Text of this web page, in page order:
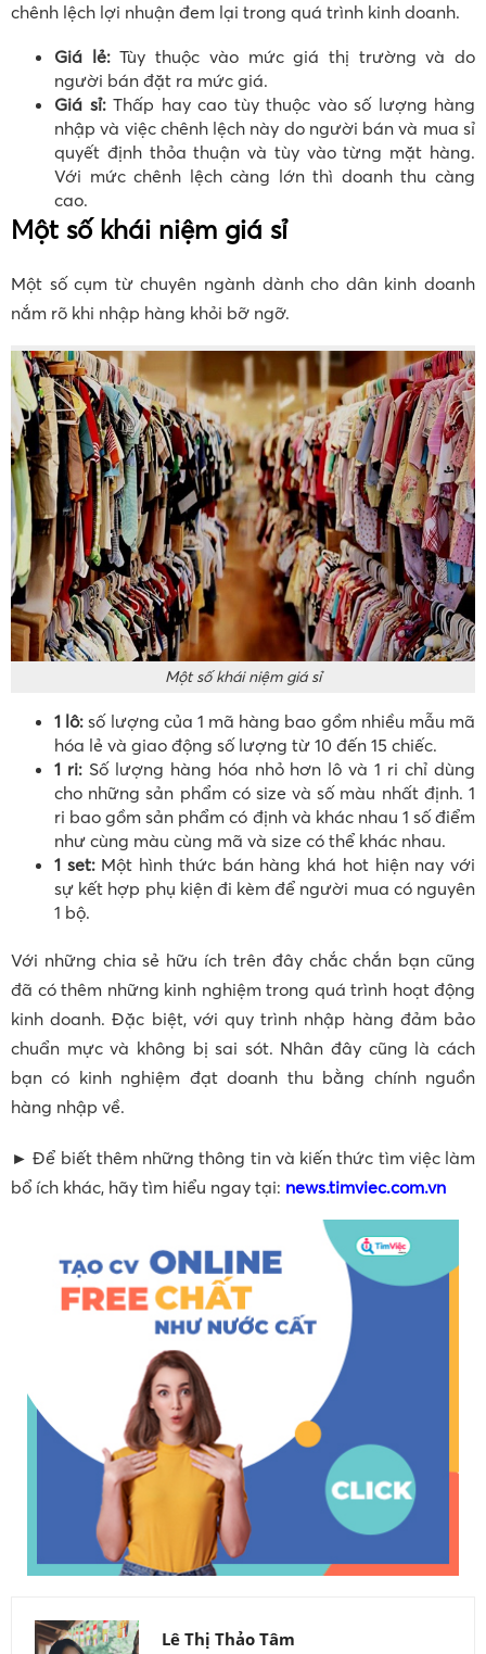
chênh lệch lợi nhuận đem lại trong quá trình kinh doanh.
Giá lẻ:Tùy thuộc vào mức giá thị trường và do
người bán đặt ra mức giá.
Giá sỉ:Thấp hay cao tùy thuộc vào số lượng hàng
nhập và việc chênh lệch này do người bán và mua sỉ
quyết định thỏa thuận và tùy vào từng mặt hàng.
Với mức chênh lệch càng lớn thì doanh thu càng
cao.
Một số khái niệm giá sỉ
Một số cụm từ chuyên ngành dành cho dân kinh doanh
nắm rõ khi nhập hàng khỏi bỡ ngỡ.
Một số khái niệm giá sỉ
1 lô: số lượng của 1 mã hàng bao gồm nhiều mẫu mã
hóa lẻ và giao động số lượng từ 10 đến 15 chiếc.
1 ri:Số lượng hàng hóa nhỏ hơn lô và 1 ri chỉ dùng
cho những sản phẩm có size và số màu nhất định. 1
ri bao gồm sản phẩm có định và khác nhau 1 số điểm
như cùng màu cùng mã và size có thể khác nhau.
1 set:Một hình thức bán hàng khá hot hiện nay với
sự kết hợp phụ kiện đi kèm để người mua có nguyên
1 bộ.
Với những chia sẻ hữu ích trên đây chắc chắn bạn cũng
đã có thêm những kinh nghiệm trong quá trình hoạt động
kinh doanh. Đặc biệt, với quy trình nhập hàng đảm bảo
chuẩn mực và không bị sai sót. Nhân đây cũng là cách
bạn có kinh nghiệm đạt doanh thu bằng chính nguồn
hàng nhập về.
► Để biết thêm những thông tin và kiến thức tìm việc làm
bổ ích khác, hãy tìm hiểu ngay tại: news.timviec.com.vn
Lê Thị Thảo Tâm